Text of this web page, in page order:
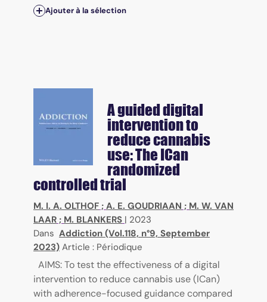
Ajouter à la sélection
A guided digital
intervention to
reduce cannabis
use: The ICan
randomized
controlled trial
M. I. A. OLTHOF ; A. E. GOUDRIAAN ; M. W. VAN
LAAR ; M. BLANKERS | 2023
Dans Addiction (Vol.118, n°9, September
2023) Article : Périodique
AIMS: To test the effectiveness of a digital
intervention to reduce cannabis use (ICan)
with adherence-focused guidance compared